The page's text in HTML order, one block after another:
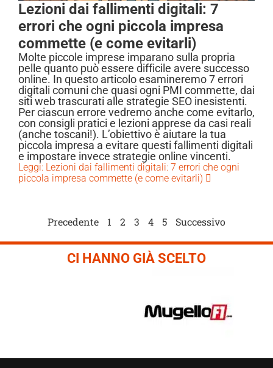
Lezioni dai fallimenti digitali: 7
errori che ogni piccola impresa
commette (e come evitarli)
Molte piccole imprese imparano sulla propria
pelle quanto può essere difficile avere successo
online. In questo articolo esamineremo 7 errori
digitali comuni che quasi ogni PMI commette, dai
siti web trascurati alle strategie SEO inesistenti.
Per ciascun errore vedremo anche come evitarlo,
con consigli pratici e lezioni apprese da casi reali
(anche toscani!). L’obiettivo è aiutare la tua
piccola impresa a evitare questi fallimenti digitali
e impostare invece strategie online vincenti.
Leggi: Lezioni dai fallimenti digitali: 7 errori che ogni
piccola impresa commette (e come evitarli)
Precedente 1 2 3 4 5 Successivo
CI HANNO GIÀ SCELTO